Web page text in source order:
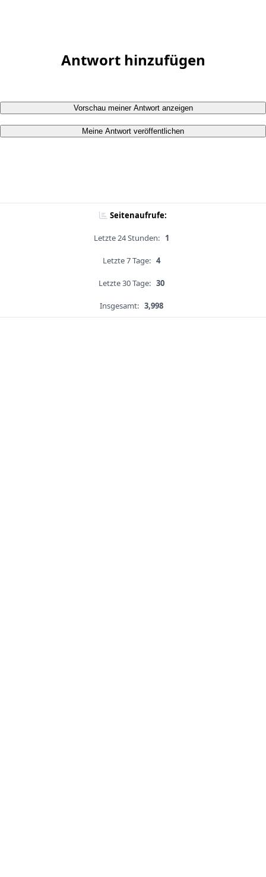
Antwort hinzufügen
Vorschau meiner Antwort anzeigen
Meine Antwort veröffentlichen
Seitenaufrufe:
Letzte 24 Stunden: 1
Letzte 7 Tage: 4
Letzte 30 Tage: 30
Insgesamt: 3,998